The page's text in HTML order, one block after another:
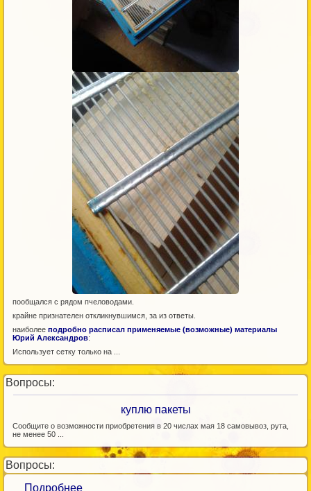
пообщался с рядом пчеловодами.
крайне признателен откликнувшимся, за из ответы.
наиболее подробно расписал применяемые (возможные) материалы
Юрий Александров:
Использует сетку только на ...
Вопросы:
куплю пакеты
Сообщите о возможности приобретения в 20 числах мая 18 самовывоз, рута,
не менее 50 ...
Вопросы:
Подробнее